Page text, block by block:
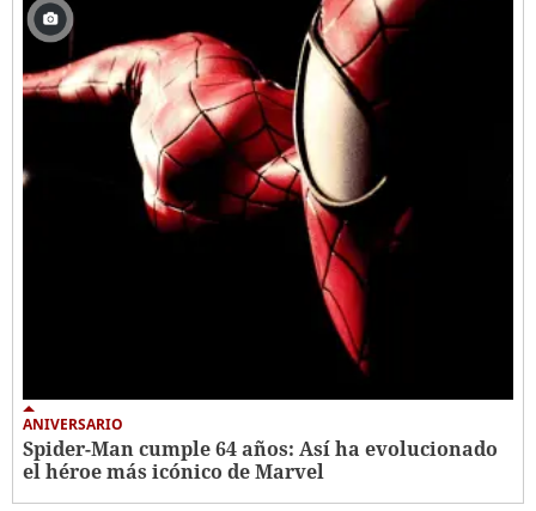
ANIVERSARIO
Spider-Man cumple 64 años: Así ha evolucionado
el héroe más icónico de Marvel